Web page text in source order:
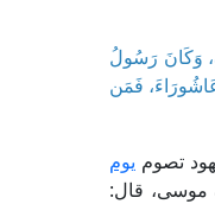
وَكَانَ رَسُولُ
فَمَن
تصوم يوم
موسى، قال: